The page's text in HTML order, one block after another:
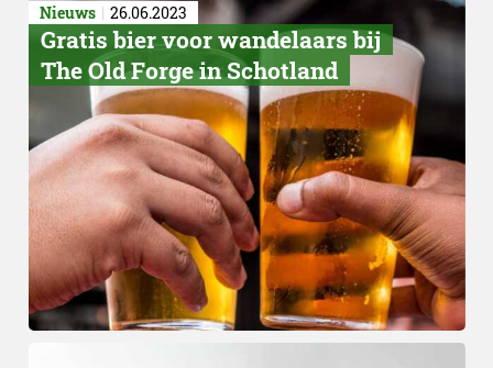
Nieuws 26.06.2023
Gratis bier voor wandelaars bij
The Old Forge in Schotland